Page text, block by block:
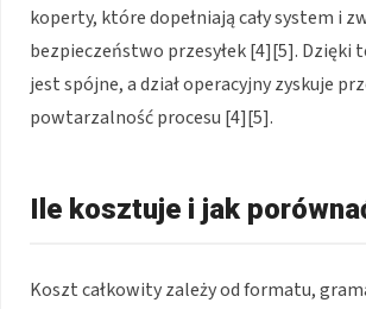
koperty, które dopełniają cały system i
bezpieczeństwo przesyłek [4][5]. Dzięki
jest spójne, a dział operacyjny zyskuje
powtarzalność procesu [4][5].
Ile kosztuje i jak
Koszt całkowity zależy od formatu,